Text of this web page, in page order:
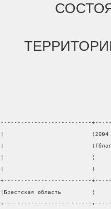
---------------------------
¦                          ¦2004
¦
¦                          ¦
¦                          ¦
+--------------------------
¦Брестская область
+--------------------------